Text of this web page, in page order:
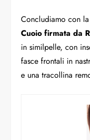
Concludiamo con
Cuoio firmata da
in similpelle, con
fasce frontali in
e una tracollina